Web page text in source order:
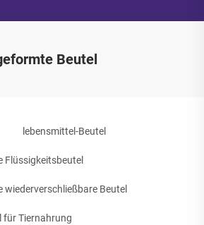
Beutel
lebensmittel-Beutel
Flüssigkeitsbeutel
wiederverschließbare Beutel
für Tiernahrung